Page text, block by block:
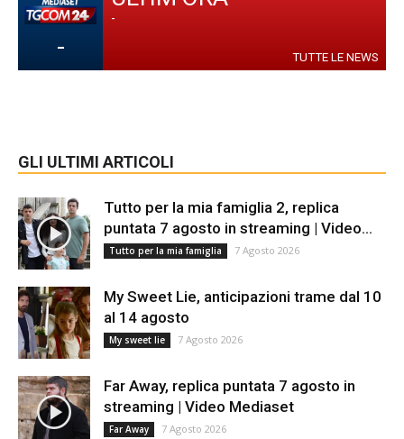
-
-
TUTTE LE NEWS
GLI ULTIMI ARTICOLI
Tutto per la mia famiglia 2, replica
puntata 7 agosto in streaming | Video...
Tutto per la mia famiglia 7 Agosto 2026
My Sweet Lie, anticipazioni trame dal 10
al 14 agosto
My sweet lie 7 Agosto 2026
Far Away, replica puntata 7 agosto in
streaming | Video Mediaset
Far Away 7 Agosto 2026